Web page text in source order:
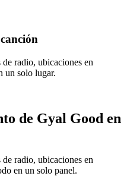
radio, ubicaciones en
un solo lugar.
de Gyal Good en
radio, ubicaciones en
en un solo panel.